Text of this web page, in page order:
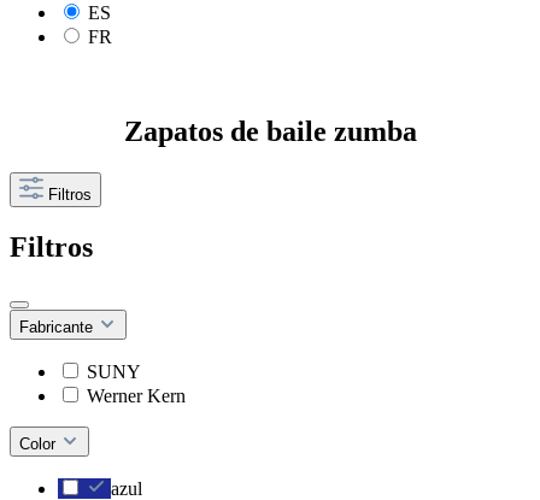
ES
FR
Zapatos de baile zumba
Filtros
Filtros
Fabricante
SUNY
Werner Kern
Color
azul